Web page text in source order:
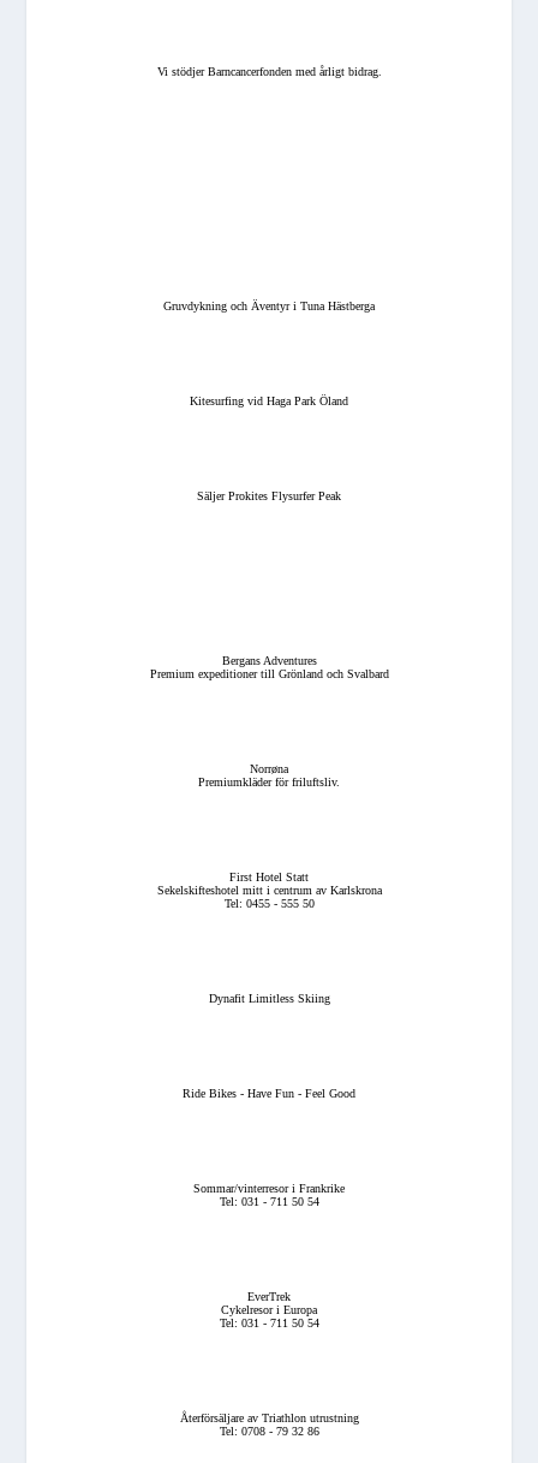
Vi stödjer Barncancerfonden med årligt bidrag.
Gruvdykning och Äventyr i Tuna Hästberga
Kitesurfing vid Haga Park Öland
Säljer Prokites Flysurfer Peak
Bergans Adventures
Premium expeditioner till Grönland och Svalbard
Norrøna
Premiumkläder för friluftsliv.
First Hotel Statt
Sekelskifteshotel mitt i centrum av Karlskrona
Tel: 0455 - 555 50
Dynafit Limitless Skiing
Ride Bikes - Have Fun - Feel Good
Sommar/vinterresor i Frankrike
Tel: 031 - 711 50 54
EverTrek
Cykelresor i Europa
Tel: 031 - 711 50 54
Återförsäljare av Triathlon utrustning
Tel: 0708 - 79 32 86